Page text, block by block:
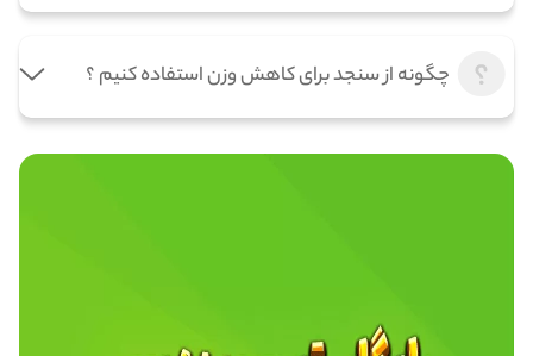
چگونه از سنجد برای کاهش وزن استفاده کنیم ؟